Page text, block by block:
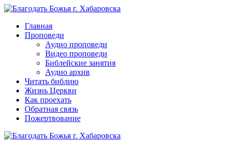
Перейти
контентуГлавная
Проповеди
Аудио проповеди
Видео проповеди
Библейские занятия
Аудио архив
Читать библию
Жизнь Церкви
Как проехать
Обратная связь
Пожертвование